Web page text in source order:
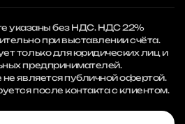
указаны без НДС. НДС 22%
при выставлении счёта.
только для юридических лиц и
предпринимателей.
является публичной офертой.
после контакта с клиентом.